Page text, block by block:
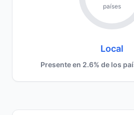
países
Local
Presente en 2.6% de los